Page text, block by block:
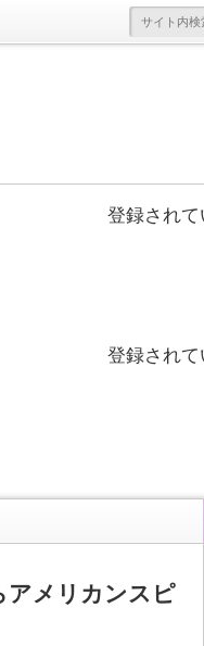
登録されて
登録されて
アメリカンスピ